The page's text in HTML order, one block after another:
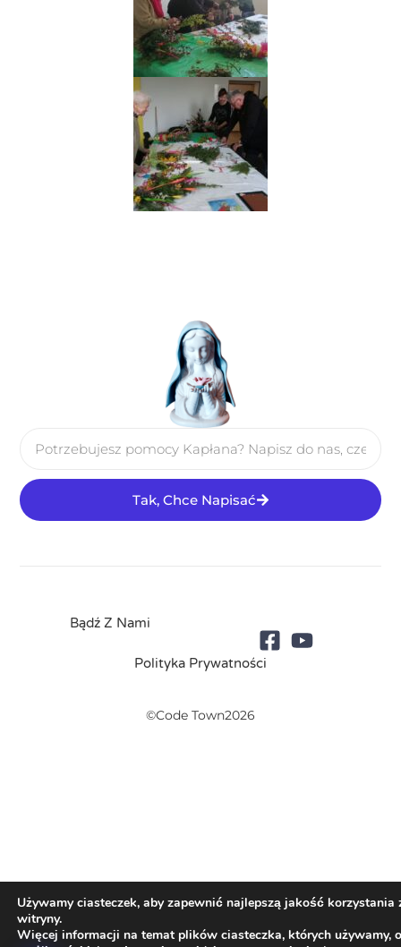
Tak, Chce Napisać
Bądź Z Nami
Polityka Prywatności
©Code Town2026
Używamy ciasteczek, aby zapewnić najlepszą jakość korzystania
witryny.
Więcej informacji na temat plików ciasteczka, których używamy,